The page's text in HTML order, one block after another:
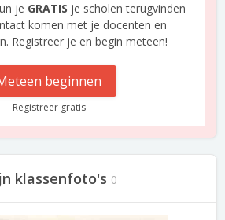
je GRATIS je scholen terugvinden
komen met je docenten en
Registreer je en begin meteen!
beginnen
Registreer gratis
klassenfoto's 0